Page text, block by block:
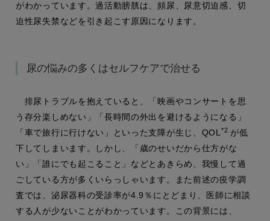
がわかっています。過活動膀胱は、頻尿、尿意切迫感、切
迫性尿失禁などを引き起こす原因になります。
尿の悩みの多くはセルフケアで治せる
排尿トラブルを抱えていると、「映画やコンサートを思
う存分楽しめない」「長時間の外出を避けるようになる」
「車で旅行に行けない」といった支障が生じ、QOL*2 が低
下してしまいます。しかし、「歳のせいだから仕方がな
い」「誰にでも起こること」などとあきらめ、我慢して過
ごしている方が多くいらっしゃいます。また前述の疫学調
査では、泌尿器科の受診率が4.9％にとどまり、医師に相談
する人が少ないことがわかっています。この背景には、